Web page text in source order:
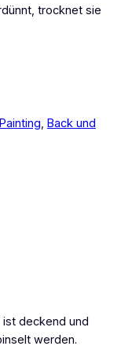
trocknet sie
, Back und
deckend und
werden.